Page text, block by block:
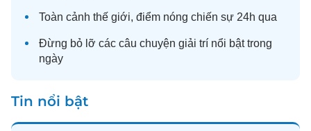
Toàn cảnh thế giới, điểm nóng chiến sự 24h qua
Đừng bỏ lỡ các câu chuyện giải trí nổi bật trong
ngày
Tin nổi bật